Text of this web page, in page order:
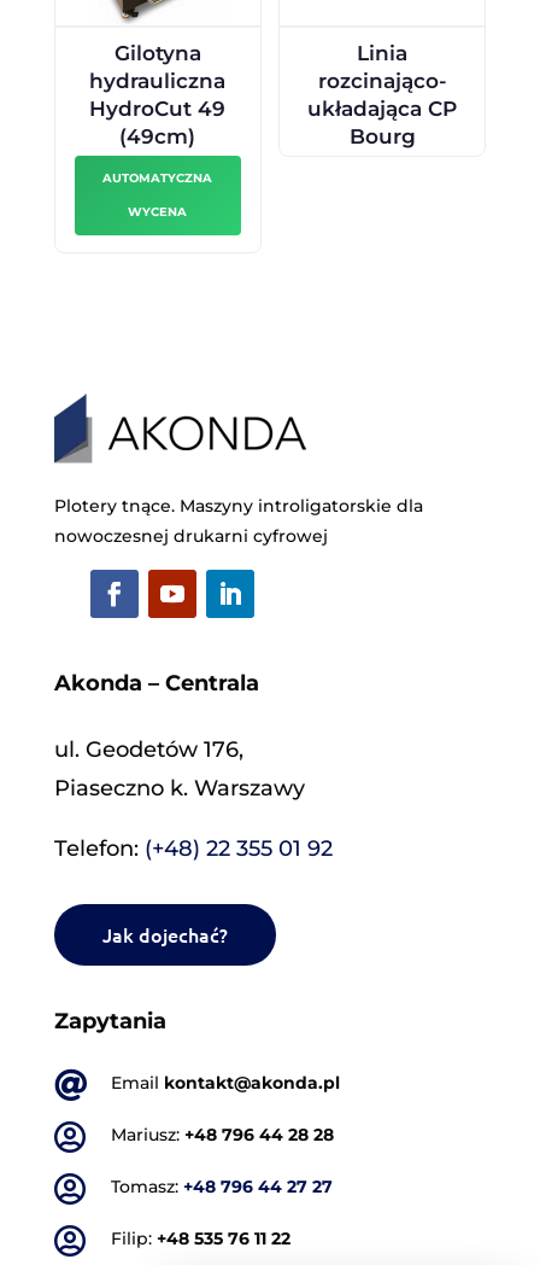
Gilotyna
hydrauliczna
HydroCut 49
(49cm)
AUTOMATYCZNA
WYCENA
Linia
rozcinająco-
układająca CP
Bourg
Plotery tnące. Maszyny introligatorskie dla
nowoczesnej drukarni cyfrowej
Akonda – Centrala
ul. Geodetów 176,
Piaseczno k. Warszawy
Telefon: (+48) 22 355 01 92
Jak dojechać?
Zapytania
 Email kontakt@akonda.pl
 Mariusz: +48 796 44 28 28
 Tomasz: +48 796 44 27 27
 Filip: +48 535 76 11 22